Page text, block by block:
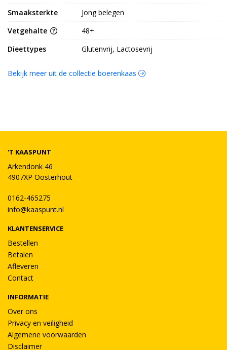
Smaaksterkte
Jong belegen
Vetgehalte
48+
Dieettypes
Glutenvrij, Lactosevrij
Bekijk meer uit de collectie boerenkaas
'T KAASPUNT
Arkendonk 46
4907XP Oosterhout
0162-465275
info@kaaspunt.nl
KLANTENSERVICE
Bestellen
Betalen
Afleveren
Contact
INFORMATIE
Over ons
Privacy en veiligheid
Algemene voorwaarden
Disclaimer